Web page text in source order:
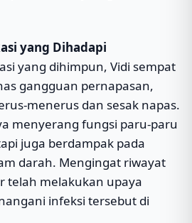
yang Dihadapi
yang dihimpun, Vidi sempat
gangguan pernapasan,
menerus dan sesak napas.
menyerang fungsi paru-paru
juga berdampak pada
darah. Mengingat riwayat
telah melakukan upaya
infeksi tersebut di